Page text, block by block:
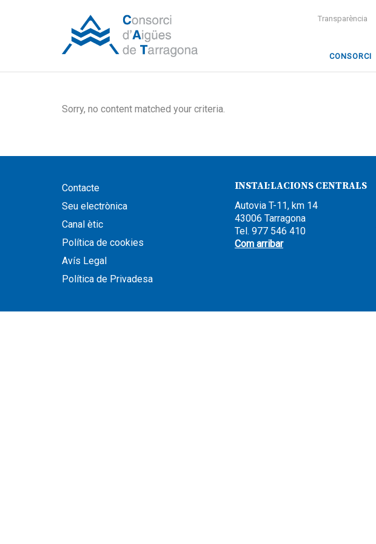
Transparència
CONSORCI
Sorry, no content matched your criteria.
Contacte
Seu electrònica
Canal ètic
Política de cookies
Avís Legal
Política de Privadesa
INSTAL·LACIONS CENTRALS
Autovia T-11, km 14
43006 Tarragona
Tel. 977 546 410
Com arribar